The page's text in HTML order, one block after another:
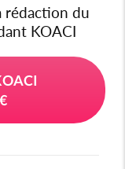
rédaction du
KOACI